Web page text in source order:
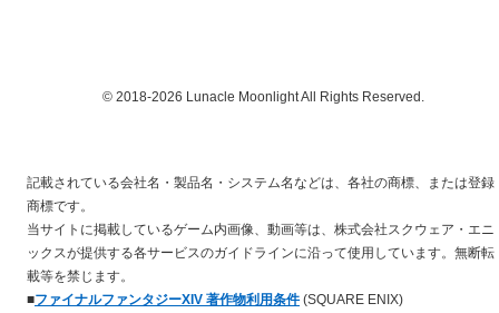
© 2018-2026 Lunacle Moonlight All Rights Reserved.
記載されている会社名・製品名・システム名などは、各社の商標、または登録
商標です。
当サイトに掲載しているゲーム内画像、動画等は、株式会社スクウェア・エニ
ックスが提供する各サービスのガイドラインに沿って使用しています。無断転
載等を禁じます。
■ファイナルファンタジーXIV 著作物利用条件(SQUARE ENIX)